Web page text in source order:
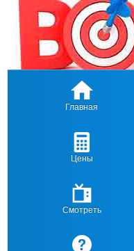
Главная
Цены
Смотреть